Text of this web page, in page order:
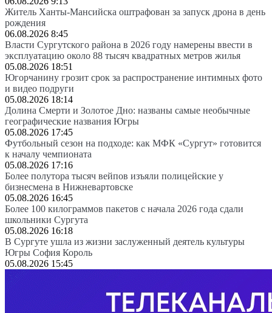
Житель Ханты-Мансийска оштрафован за запуск дрона в день
рождения
06.08.2026 8:45
Власти Сургутского района в 2026 году намерены ввести в
эксплуатацию около 88 тысяч квадратных метров жилья
05.08.2026 18:51
Югорчанину грозит срок за распространение интимных фото
и видео подруги
05.08.2026 18:14
Долина Смерти и Золотое Дно: названы самые необычные
географические названия Югры
05.08.2026 17:45
Футбольный сезон на подходе: как МФК «Сургут» готовится
к началу чемпионата
05.08.2026 17:16
Более полутора тысяч вейпов изъяли полицейские у
бизнесмена в Нижневартовске
05.08.2026 16:45
Более 100 килограммов пакетов с начала 2026 года сдали
школьники Сургута
05.08.2026 16:18
В Сургуте ушла из жизни заслуженный деятель культуры
Югры София Король
05.08.2026 15:45